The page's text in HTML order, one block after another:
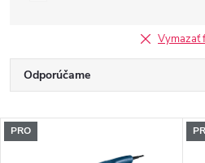
Vymazať
R
a
Odporúčame
Najdrahšie
V
PRO